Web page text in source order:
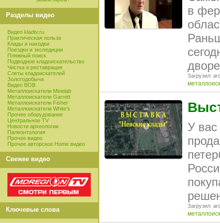
Разделы видео
Видео kladtv.ru
Практическая польза
Клады и находки
Поездки и экспедиции
Пляжный поиск
Подводное кладоискательство
Чистка и реставрация
Слеты кладоискателей
Золотодобыча
Видео ВОВ
Металлоискатели Minelab
Металлоискатели Garrett
Металлоискатели Fisher
Металлоискатели White’s
Прочее оборудование
Центральное TV
Новости археологии
Палеонтология
Прочее видео
Прочее авторское Home видео
Свежее видео
Ключевые слова
в
Загрузил:
У
Загрузил: